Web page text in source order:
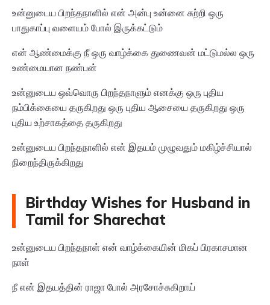
உன்னுடைய பிறந்தநாளில் என் அன்பு உன்னை சுற்றி ஒரு
பாதுகாப்பு வளையம் போல் இருக்கட்டும்
என் ஆண்மைக்கு நீ ஒரு வாழ்க்கை துணைவன் மட்டுமல்ல ஒரு
உண்மையான நண்பன்
உன்னுடைய ஒவ்வொரு பிறந்தநாளும் எனக்கு ஒரு புதிய
நம்பிக்கையை தருகிறது ஒரு புதிய ஆசையை தருகிறது ஒரு
புதிய உற்சாகத்தை தருகிறது
உன்னுடைய பிறந்தநாளில் என் இதயம் முழுவதும் மகிழ்ச்சியால்
நிறைந்திருக்கிறது
Birthday Wishes for Husband in
Tamil for Sharechat
உன்னுடைய பிறந்தநாள் என் வாழ்க்கையின் மிகப் பிரகாசமான
நாள்
நீ என் இதயத்தின் ராஜா போல் அரசோச்சுகிறாய்